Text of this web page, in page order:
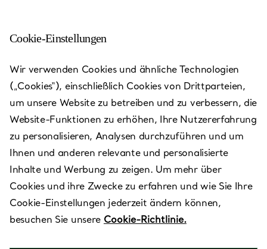
Adelaide - Burnside
Heute bis 17:30 geöffnet
Verfügbare Leistungen
447 Portrush Road ,Glenside, SA, AU 5065
Cookie-Einstellungen
Wir verwenden Cookies und ähnliche Technologien
(„Cookies“), einschließlich Cookies von Drittparteien,
um unsere Website zu betreiben und zu verbessern, die
Website-Funktionen zu erhöhen, Ihre Nutzererfahrung
zu personalisieren, Analysen durchzuführen und um
Ihnen und anderen relevante und personalisierte
Inhalte und Werbung zu zeigen. Um mehr über
Cookies und ihre Zwecke zu erfahren und wie Sie Ihre
Cookie-Einstellungen jederzeit ändern können,
besuchen Sie unsere Cookie-Richtlinie.